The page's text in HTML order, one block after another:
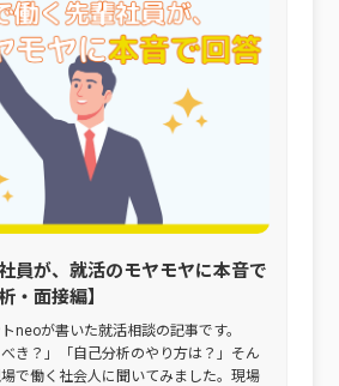
員が、就活のモヤモヤに本音で
・面接編】
neoが書いた就活相談の記事です。
べき？」「自己分析のやり方は？」そん
で働く社会人に聞いてみました。現場